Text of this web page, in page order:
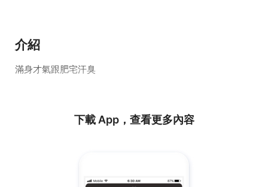
介紹
滿身才氣跟肥宅汗臭
下載 App，查看更多內容